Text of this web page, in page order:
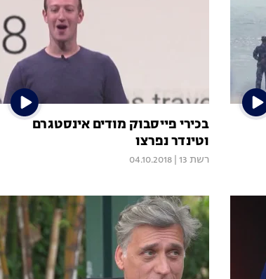
בכירי פייסבוק מודים אינסטגרם
וטינדר נפרצו
רשת 13 04.10.2018